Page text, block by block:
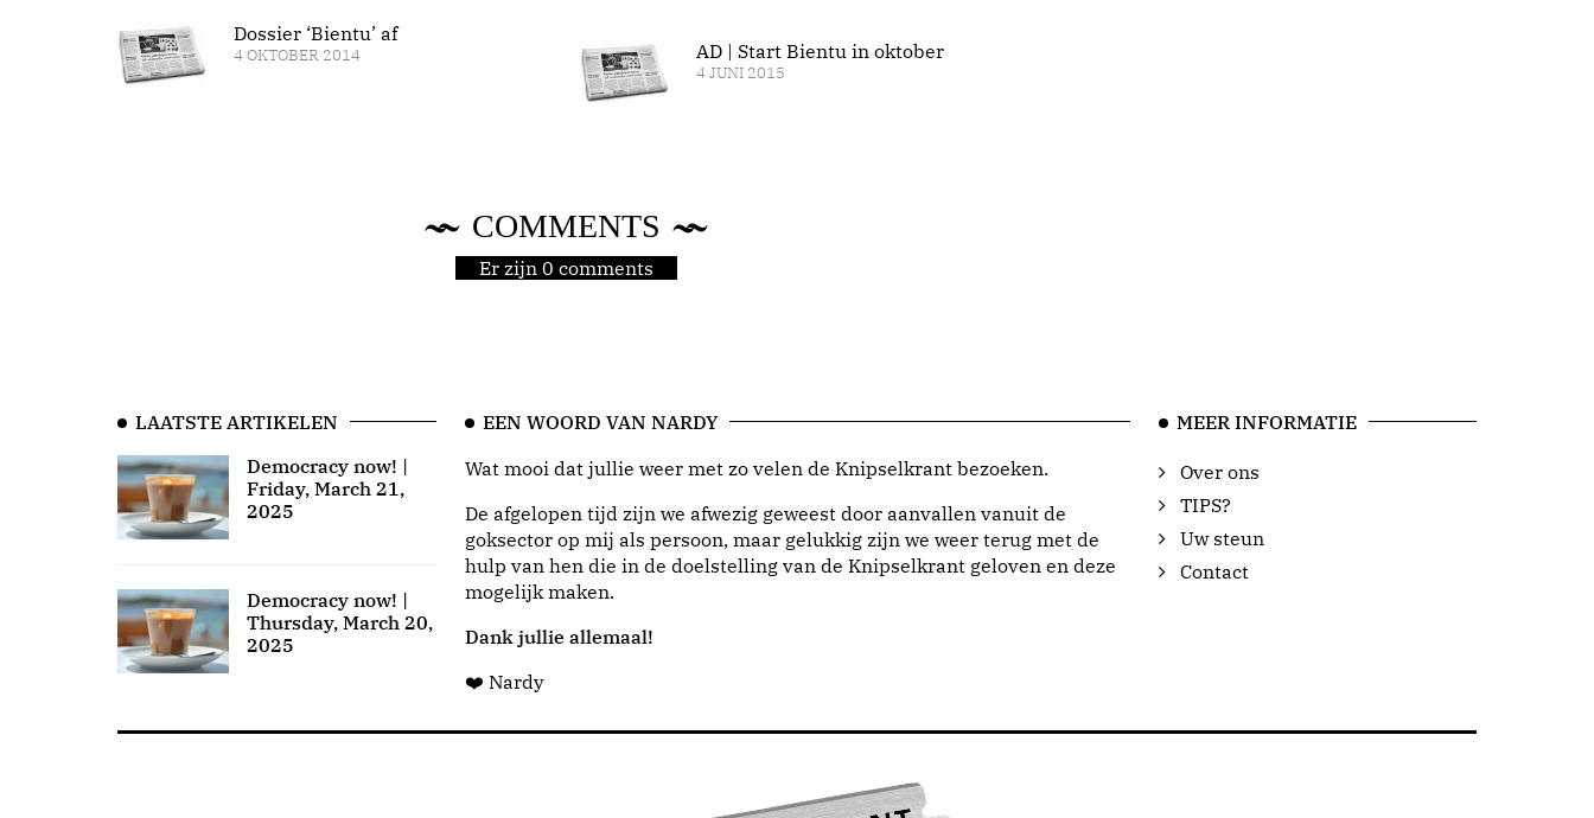
Dossier ‘Bientu’ af
4 OKTOBER 2014 AD | Start Bientu in oktober
4 JUNI 2015
COMMENTS
Er zijn 0 comments
LAATSTE ARTIKELEN
Democracy now! |
Friday, March 21,
2025
Democracy now! |
Thursday, March 20,
2025
EEN WOORD VAN NARDY
Wat mooi dat jullie weer met zo velen de Knipselkrant bezoeken.
De afgelopen tijd zijn we afwezig geweest door aanvallen vanuit de
goksector op mij als persoon, maar gelukkig zijn we weer terug met de
hulp van hen die in de doelstelling van de Knipselkrant geloven en deze
mogelijk maken.
Dank jullie allemaal!
❤️ Nardy
MEER INFORMATIE
Over ons
TIPS?
Uw steun
Contact